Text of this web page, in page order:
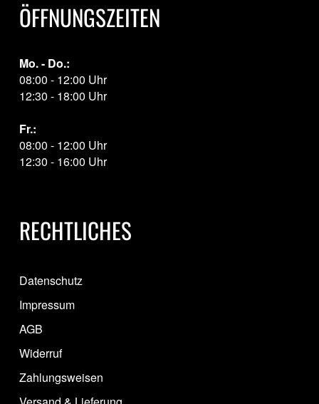
ÖFFNUNGSZEITEN
Mo. - Do.:
08:00 - 12:00 Uhr
12:30 - 18:00 Uhr
Fr.:
08:00 - 12:00 Uhr
12:30 - 16:00 Uhr
RECHTLICHES
Datenschutz
Impressum
AGB
Widerruf
Zahlungsweisen